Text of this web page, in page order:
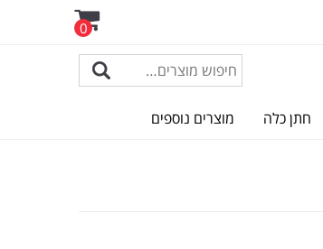
0
חתן כלה מוצרים נוספים